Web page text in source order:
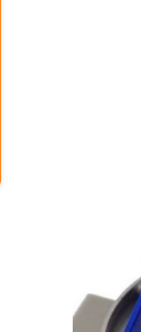
wijze